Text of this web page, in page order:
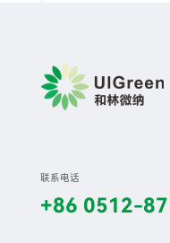
联系电话
+86 0512-